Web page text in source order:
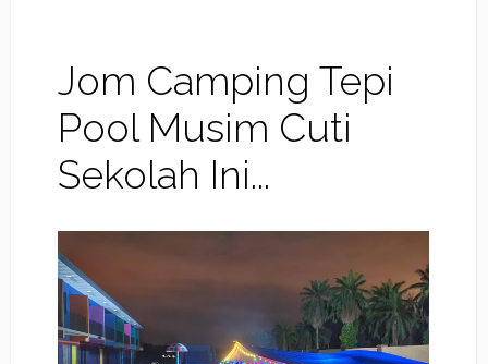
Jom Camping Tepi
Pool Musim Cuti
Sekolah Ini...